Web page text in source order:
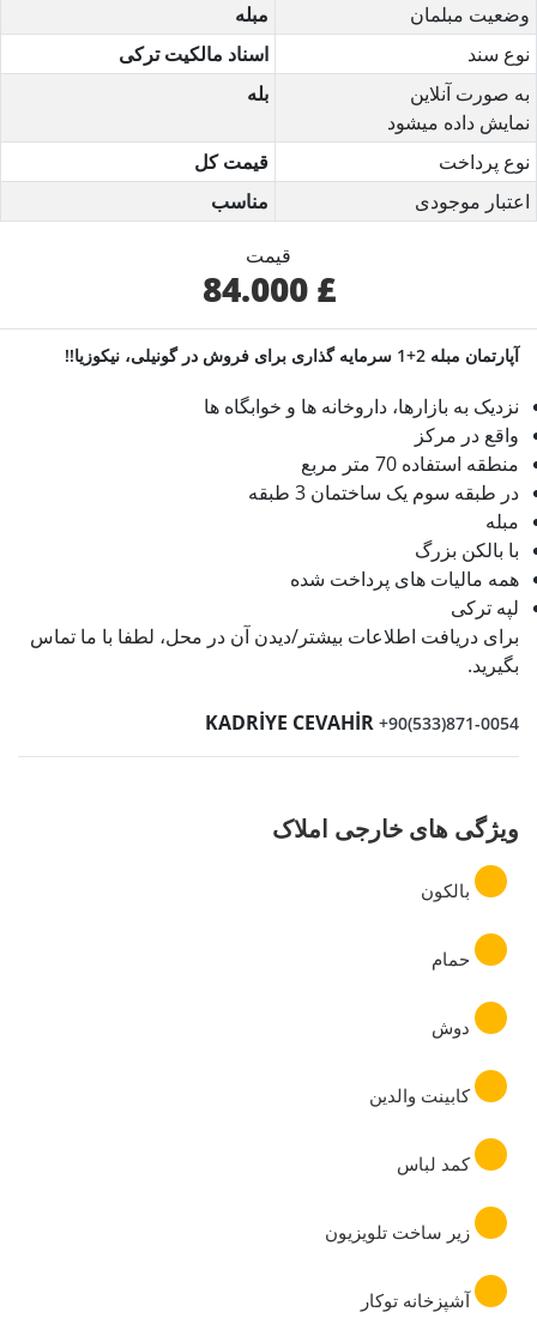
وضعیت مبلمان
مبله
نوع سند
اسناد مالکیت ترکی
به صورت آنلاین
نمایش داده میشود
بله
نوع پرداخت
قیمت کل
اعتبار موجودی
مناسب
قیمت
£ 84.000
آپارتمان مبله 2+1 سرمایه گذاری برای فروش در گونیلی، نیکوزیا!!
نزدیک به بازارها، داروخانه ها و خوابگاه ها
واقع در مرکز
منطقه استفاده 70 متر مربع
در طبقه سوم یک ساختمان 3 طبقه
مبله
با بالکن بزرگ
همه مالیات های پرداخت شده
لپه ترکی
برای دریافت اطلاعات بیشتر/دیدن آن در محل، لطفا با ما تماس
بگیرید.
KADRİYE CEVAHİR +90(533)871-0054
ویژگی های خارجی املاک
بالکون
حمام
دوش
کابینت والدین
کمد لباس
زیر ساخت تلویزیون
آشپزخانه توکار